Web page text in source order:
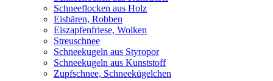
Schneeflocken aus Holz
Eisbären, Robben
Eiszapfenfriese, Wolken
Streuschnee
Schneekugeln aus Styropor
Schneekugeln aus Kunststoff
Zupfschnee, Schneekügelchen